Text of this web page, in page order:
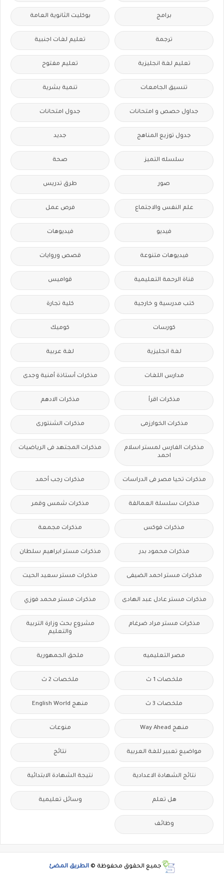
برامج بوكليت الثانوية العامة
ترجمة تعليم لغات اجنبية
تعليم لغة انجليزية تعليم مفتوح
تنسيق الجامعات تنمية بشرية
جداول حصص و امتحانات جدول امتحانات
جدول توزيع المناهج جديد
سلسله التميز صحة
صور طرق تدريس
علم النفس والاجتماع فرص عمل
فيديو فيديوهات
فيديوهات متنوعة قصص وروايات
قناة الرحمة التعليمية قواميس
كتب مدرسية و خارجية كلية تجارة
كورسات كوميك
لغة انجليزية لغة عربية
مدارس اللغات مذكرات أستاذة أمنية وجدى
مذكرات اقرأ مذكرات الادهم
مذكرات الخوارزمى مذكرات الشنتورى
مذكرات الفارس لمستر اسلام
احمد
مذكرات المجتهد فى الرياضيات
مذكرات تحيا مصر فى الدراسات مذكرات رجب أحمد
مذكرات سلسلة العمالقة مذكرات شمس وقمر
مذكرات فوكس مذكرات مجمعة
مذكرات محمود بدر مذكرات مستر ابراهيم سلطان
مذكرات مستر احمد الضيفى مذكرات مستر سعيد الحيت
مذكرات مستر عادل عبد الهادى مذكرات مستر محمد فوزي
مذكرات مستر مراد ضرغام
مشروع بحث وزارة التربية
والتعليم
مصر التعليميه ملحق الجمهورية
ملخصات 1 ث ملخصات 2 ث
ملخصات 3 ث منهج English World
منهج Way Ahead منوعات
مواضيع تعبير للغة العربية نتائج
نتائج الشهادة الاعدادية نتيجة الشهادة الابتدائية
هل تعلم وسائل تعليمية
وظائف
جميع الحقوق محفوظة © الطريق المضئ